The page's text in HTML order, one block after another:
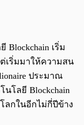
เริ่ม
เริ่มมาให้ความสน
ประมาณ
นโลยี Blockchain
ลกในอีกไม่กี่ปีข้าง